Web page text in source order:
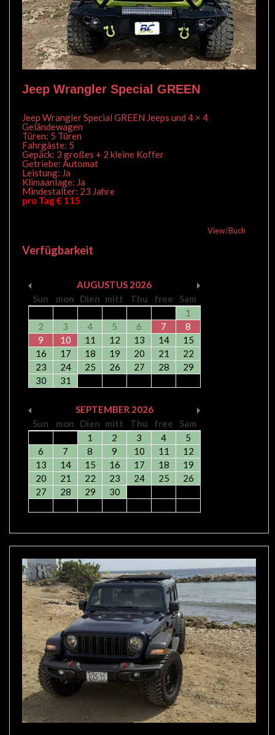
Jeep Wrangler Special GREEN
Jeep Wrangler Special GREEN Jeeps und 4 × 4
Geländewagen
Türen: 5 Türen
Fahrgäste: 5
Gepäck: 3 großes + 2 kleine Koffer
Getriebe: Automat
Leistung: Ja
Klimaanlage: Ja
Mindestalter: 23 Jahre
pro Tag € 115
View/Buch
Verfügbarkeit
AUGUSTUS 2026
Sun
mon Dien mitt Thu free
Sam
1
2
3 4 5 6 7
8
9
10 11 12 13 14
15
16
17 18 19 20 21
22
23
24 25 26 27 28
29
30
31
SEPTEMBER 2026
Sun
mon Dien mitt Thu free
Sam
1
2 3 4
5
6
7 8 9 10 11
12
13
14 15 16 17 18
19
20
21 22 23 24 25
26
27
28 29 30